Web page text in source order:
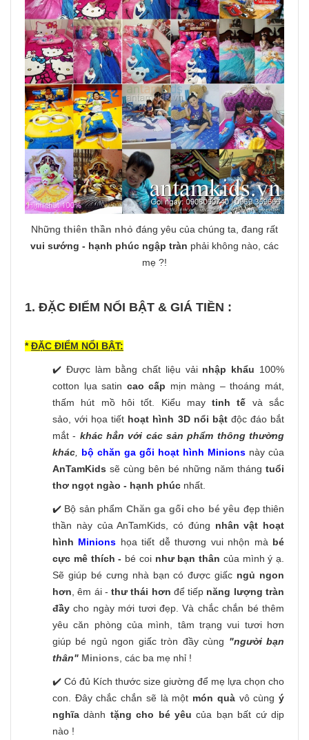
Những thiên thần nhỏ đáng yêu của chúng ta, đang rất
vui sướng - hạnh phúc ngập tràn phải không nào, các
mẹ ?!
1. ĐẶC ĐIỂM NỔI BẬT & GIÁ TIỀN :
*ĐẶC ĐIỂM NỔI BẬT:
✔️ Được làm bằng chất liệu vải nhập khẩu 100%
cotton lụa satin cao cấp mịn màng – thoáng mát,
thấm hút mồ hôi tốt. Kiểu maytinh tế và sắc
sảo, với họa tiết hoạt hình 3D nổi bật độc đáo bắt
mắt - khác hẳn với các sản phẩm thông thường
khác, bộ chăn ga gối hoạt hình Minions này của
AnTamKids sẽ cùng bên bé những năm tháng tuổi
thơ ngọt ngào - hạnh phúc nhất.
✔️ Bộ sản phẩm Chăn ga gối cho bé yêu đẹp thiên
thần này của AnTamKids, có đúng nhân vật hoạt
hình Minions họa tiết dễ thương vui nhộn mà bé
cực mê thích - bé coi như bạn thân của mình ý ạ.
Sẽ giúp bé cưng nhà bạn có được giấc ngủ ngon
hơn, êm ái -thư thái hơn để tiếp năng lượng tràn
đầy cho ngày mới tươi đẹp. Và chắc chắn bé thêm
yêu căn phòng của mình, tâm trạng vui tươi hơn
giúp bé ngủ ngon giấc tròn đầy cùng "người bạn
thân" Minions, các ba mẹ nhỉ !
✔️ Có đủ Kích thước size giường để mẹ lựa chọn cho
con. Đây chắc chắn sẽ là một món quàvô cùngý
nghĩadành tặng cho bé yêu của bạn bất cứ dịp
nào !